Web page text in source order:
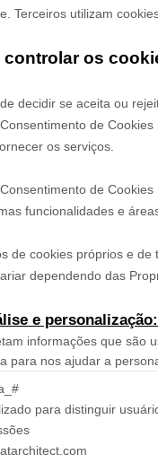
Terceiros utilizam
os
decidir se aceita ou
de
os serviços.
de
funcionalidades e
de cookies próprios e
dependendo das
e personalização:
informações que são
para nos ajudar a
para distinguir